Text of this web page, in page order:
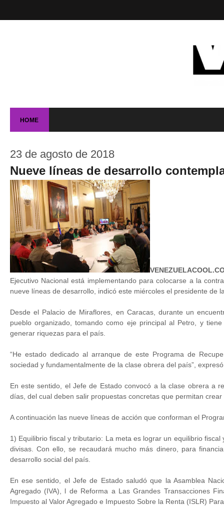
HOME
23 de agosto de 2018
Nueve líneas de desarrollo
Ejecutivo Nacional está implementando para colocarse a la
nueve líneas de desarrollo, indicó este miércoles el presidente de
Desde el Palacio de Miraflores, en Caracas, durante un
pueblo organizado, tomando como eje principal al Petro, y
generar riquezas para el país.
“He estado dedicado al arranque de este Programa de
sociedad y fundamentalmente de la clase obrera del país”,
En este sentido, el Jefe de Estado convocó a la clase obrera a
días, del cual deben salir propuestas concretas que permitan
A continuación las nueve líneas de acción que conforman el
1) Equilibrio fiscal y tributario: La meta es lograr un equilibrio
divisas. Con ello, se recaudará mucho más dinero, para
desarrollo social del país.
En ese sentido, el Jefe de Estado saludó que la Asamblea
Agregado (IVA), l de Reforma a Las Grandes Transacciones
Impuesto al Valor Agregado e Impuesto Sobre la Renta (ISLR)